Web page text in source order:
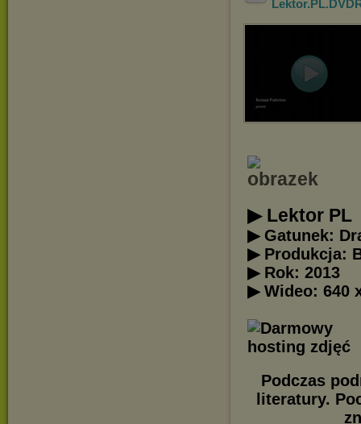
▶ Lektor PL
▶ Gatunek:
▶ Produkcja:
▶ Rok: 2013
▶ Wideo: 640
Podczas
literatury.